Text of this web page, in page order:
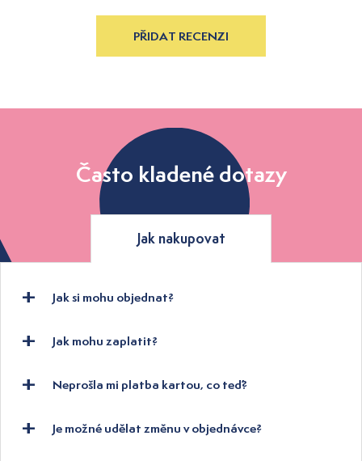
PŘIDAT RECENZI
Často kladené dotazy
Jak nakupovat
Jak si mohu objednat?
Jak mohu zaplatit?
Neprošla mi platba kartou, co teď?
Je možné udělat změnu v objednávce?